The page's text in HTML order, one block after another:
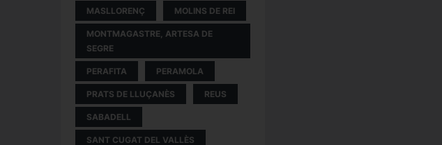
MASLLORENÇ MOLINS DE REI
MONTMAGASTRE, ARTESA DE
SEGRE
PERAFITA PERAMOLA
PRATS DE LLUÇANÈS REUS
SABADELL
SANT CUGAT DEL VALLÈS